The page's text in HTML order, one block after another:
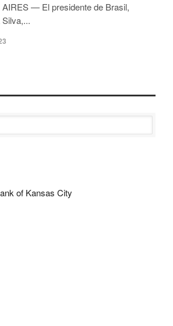
— El presidente de Brasil,